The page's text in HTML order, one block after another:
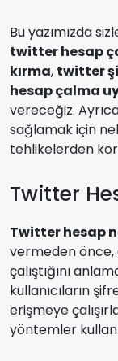
Bu yazımızda
twitter hesap
kırma, twitter
hesap çalma
vereceğiz.
sağlamak için
tehlikelerden
Twitter
Twitter hesap
vermeden önce,
çalıştığını
kullanıcıların
erişmeye
yöntemler